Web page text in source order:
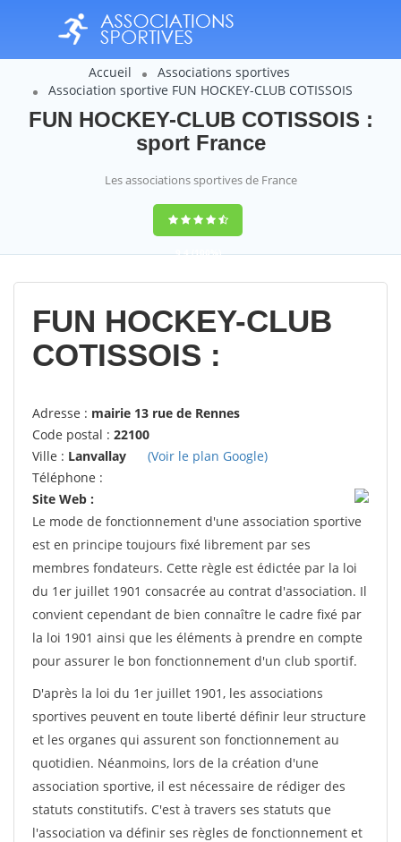
Accueil
Associations sportives
Association sportive FUN HOCKEY-CLUB COTISSOIS
FUN HOCKEY-CLUB COTISSOIS :
sport France
Les associations sportives de France
9,4(100%)
14358votes
FUN HOCKEY-CLUB
COTISSOIS :
Adresse : mairie 13 rue de Rennes
Code postal : 22100
Ville : Lanvallay
(Voir le plan Google)
Téléphone :
Site Web :
Le mode de fonctionnement d'une association sportive
est en principe toujours fixé librement par ses
membres fondateurs. Cette règle est édictée par la loi
du 1er juillet 1901 consacrée au contrat d'association. Il
convient cependant de bien connaître le cadre fixé par
la loi 1901 ainsi que les éléments à prendre en compte
pour assurer le bon fonctionnement d'un club sportif.
D'après la loi du 1er juillet 1901, les associations
sportives peuvent en toute liberté définir leur structure
et les organes qui assurent son fonctionnement au
quotidien. Néanmoins, lors de la création d'une
association sportive, il est nécessaire de rédiger des
statuts constitutifs. C'est à travers ses statuts que
l'association va définir ses règles de fonctionnement et